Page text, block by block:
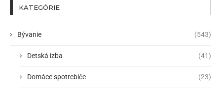
KATEGÓRIE
Bývanie (543)
Detská izba (41)
Domáce spotrebiče (23)